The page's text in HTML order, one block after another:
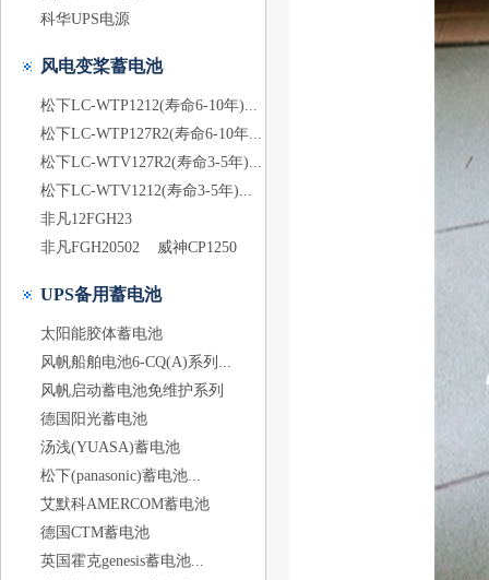
科华UPS电源
风电变桨蓄电池
松下LC-WTP1212(寿命6-10年)...
松下LC-WTP127R2(寿命6-10年...
松下LC-WTV127R2(寿命3-5年)...
松下LC-WTV1212(寿命3-5年)...
非凡12FGH23
非凡FGH20502
威神CP1250
UPS备用蓄电池
太阳能胶体蓄电池
风帆船舶电池6-CQ(A)系列...
风帆启动蓄电池免维护系列
德国阳光蓄电池
汤浅(YUASA)蓄电池
松下(panasonic)蓄电池...
艾默科AMERCOM蓄电池
德国CTM蓄电池
英国霍克genesis蓄电池...